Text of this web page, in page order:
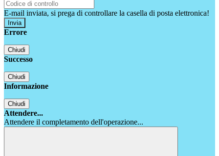
E-mail inviata, si prega di controllare la casella di posta elettronica!
Errore
Chiudi
Successo
Chiudi
Informazione
Chiudi
Attendere...
Attendere il completamento dell'operazione...